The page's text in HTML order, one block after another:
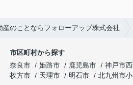
産のことならフォローアップ株式会社
市区町村から探す
奈良市
姫路市 鹿児島市 神戸市
枚方市
天理市 明石市 北九州市